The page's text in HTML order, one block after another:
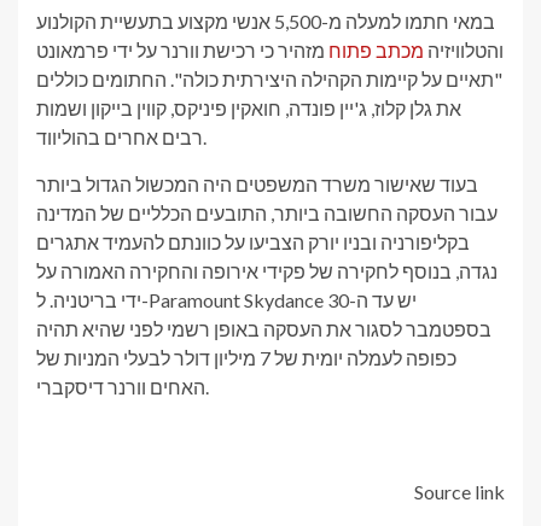
במאי חתמו למעלה מ-5,500 אנשי מקצוע בתעשיית הקולנוע
והטלוויזיה מכתב פתוח מזהיר כי רכישת וורנר על ידי פרמאונט
"תאיים על קיימות הקהילה היצירתית כולה". החתומים כוללים
את גלן קלוז, ג'יין פונדה, חואקין פיניקס, קווין בייקון ושמות
רבים אחרים בהוליווד.
בעוד שאישור משרד המשפטים היה המכשול הגדול ביותר
עבור העסקה החשובה ביותר, התובעים הכלליים של המדינה
בקליפורניה ובניו יורק הצביעו על כוונתם להעמיד אתגרים
נגדה, בנוסף לחקירה של פקידי אירופה והחקירה האמורה על
ידי בריטניה. ל-Paramount Skydance יש עד ה-30
בספטמבר לסגור את העסקה באופן רשמי לפני שהיא תהיה
כפופה לעמלה יומית של 7 מיליון דולר לבעלי המניות של
האחים וורנר דיסקברי.
Source link